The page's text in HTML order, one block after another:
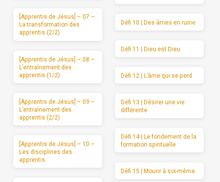
[Apprentis de Jésus] – 07 –
La transformation des
apprentis (2/2)
[Apprentis de Jésus] – 08 –
L’entraînement des
apprentis (1/2)
[Apprentis de Jésus] – 09 –
L’entraînement des
apprentis (2/2)
[Apprentis de Jésus] – 10 –
Les disciplines des
apprentis
Défi 10 | Des âmes en ruine
Défi 11 | Dieu est Dieu
Défi 12 | L’âme qui se perd
Défi 13 | Désirer une vie
différente
Défi 14 | Le fondement de la
formation spirituelle
Défi 15 | Mourir à soi-même